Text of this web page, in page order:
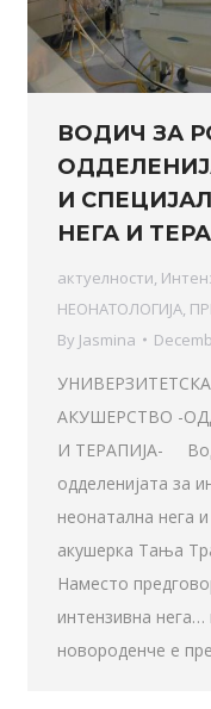
ВОДИЧ ЗА
И
НЕГА И
актуелности
НЕОНАТОЛОГИЈА,
By Jasmina
АКУШЕРСТВО -
И ТЕРАПИЈА-
одделенијата за
неонатална нега
акушерка
Наместо
интензивна
новороденче е